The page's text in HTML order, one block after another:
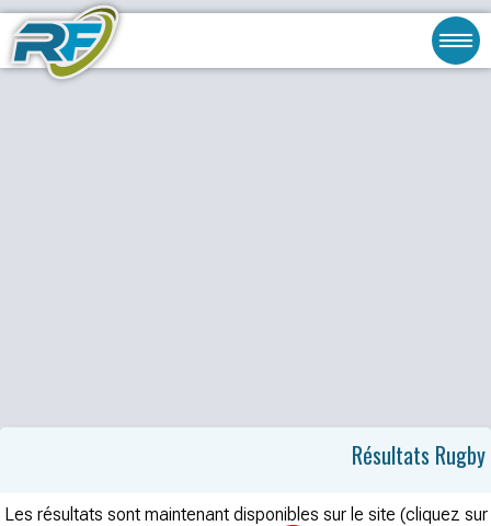
Résultats Rugby
Les résultats sont maintenant disponibles sur le site (cliquez sur